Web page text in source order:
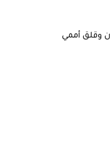
وقلق أممي